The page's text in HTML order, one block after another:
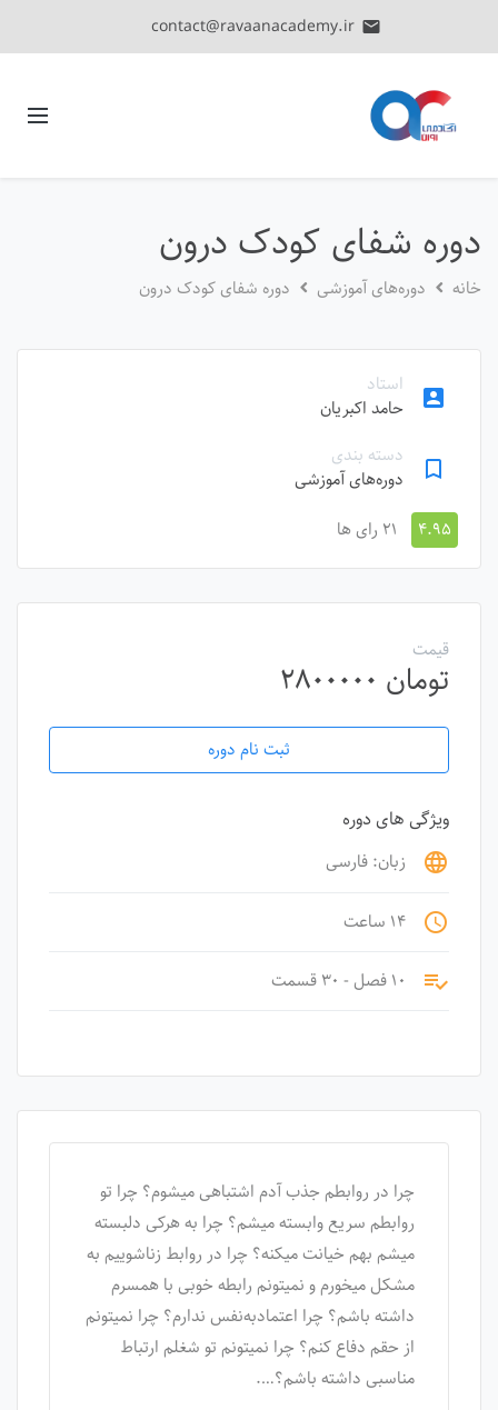
email
contact@ravaanacademy.ir
دوره شفای کودک درون
خانه دوره‌های آموزشی دوره شفای کودک درون
account_box
استاد
حامد اکبریان
bookmark_border
دسته بندی
دوره‌های آموزشی
۴.۹۵
۲۱ رای ها
قیمت
تومان
ثبت نام دوره
ویژگی های دوره
language زبان: فارسی
access_time ۱۴ ساعت
playlist_add_check ۱۰ فصل - ۳۰ قسمت
چرا در روابطم جذب آدم اشتباهی میشوم؟ چرا تو
روابطم سریع وابسته میشم؟ چرا به هرکی دلبسته
میشم بهم خیانت میکنه؟ چرا در روابط زناشوییم به
مشکل میخورم و نمیتونم رابطه خوبی با همسرم
داشته باشم؟ چرا اعتماد‌به‌نفس ندارم؟ چرا نمیتونم
از حقم دفاع کنم؟ چرا نمیتونم تو شغلم ارتباط
مناسبی داشته باشم؟….